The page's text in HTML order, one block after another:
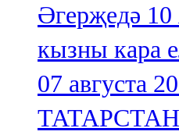
Әгерҗедә
кызны кара
07 августа
ТАТАРСТАН